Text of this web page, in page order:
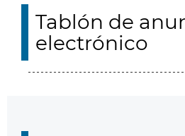
Tablón de
electrónico